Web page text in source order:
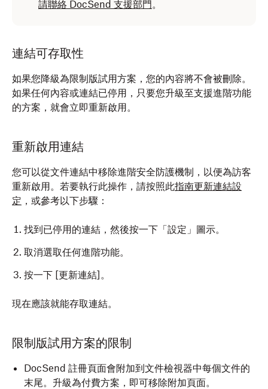
請聯絡 DocSend 支援部門。
連結可存取性
如果您降級為限制版試用方案，您的內容將不會被刪除。
如果任何內容或連結已停用，只要您升級至支援進階功能
的方案，就會立即重新啟用。
重新啟用連結
您可以從文件連結中移除進階安全防護機制，以便為訪客
重新啟用。若要執行此操作，請按照此指南更新連結設
定 ，或參考以下步驟：
找到已停用的連結，然後按一下「設定」圖示。
取消選取任何進階功能。
按一下 [更新連結]。
現在應該就能存取連結。
限制版試用方案的限制
DocSend 註冊頁面會附加到文件檢視器中每個文件的
末尾。升級為付費方案，即可移除附加頁面。